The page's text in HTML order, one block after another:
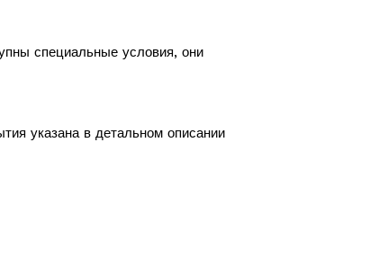
специальные условия, они
указана в детальном описании